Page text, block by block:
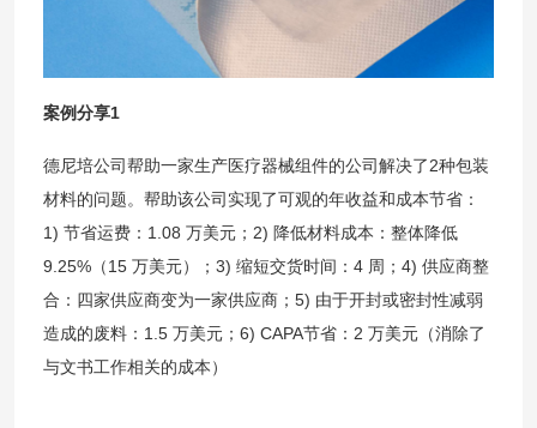
案例分享1
德尼培公司帮助一家生产医疗器械组件的公司解决了2种包装
材料的问题。帮助该公司实现了可观的年收益和成本节省：
1) 节省运费：1.08 万美元；2) 降低材料成本：整体降低
9.25%（15 万美元）；3) 缩短交货时间：4 周；4) 供应商整
合：四家供应商变为一家供应商；5) 由于开封或密封性减弱
造成的废料：1.5 万美元；6) CAPA节省：2 万美元（消除了
与文书工作相关的成本）